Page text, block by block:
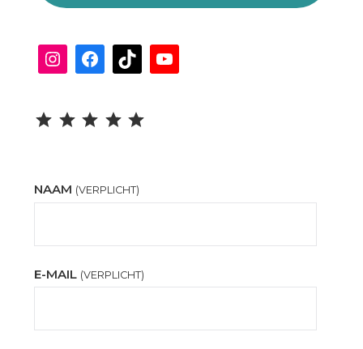
Instagram
Facebook
TikTokYouTube
NAAM (VERPLICHT)
E-MAIL (VERPLICHT)